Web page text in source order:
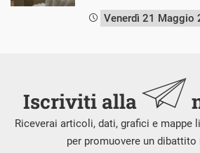
Venerdì 21 Maggio
Iscriviti alla
Riceverai articoli, dati, grafici e mappe
per promuovere un